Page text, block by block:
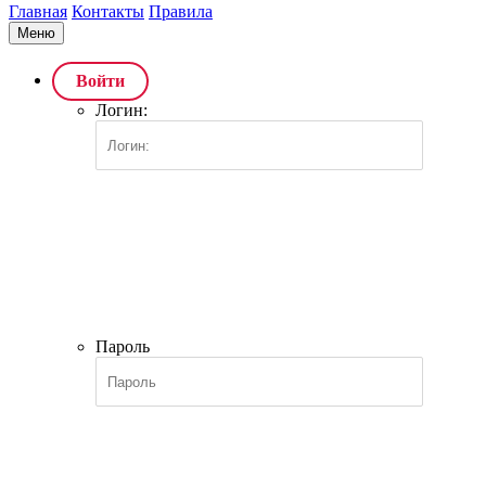
Главная Контакты Правила
Меню
Войти
Логин:
Пароль